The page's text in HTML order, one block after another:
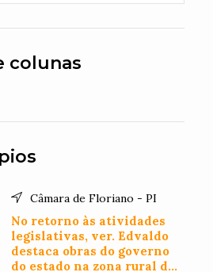
colunas
Câmara de Floriano - PI
No retorno às atividades
legislativas, ver. Edvaldo
destaca obras do governo
do estado na zona rural de